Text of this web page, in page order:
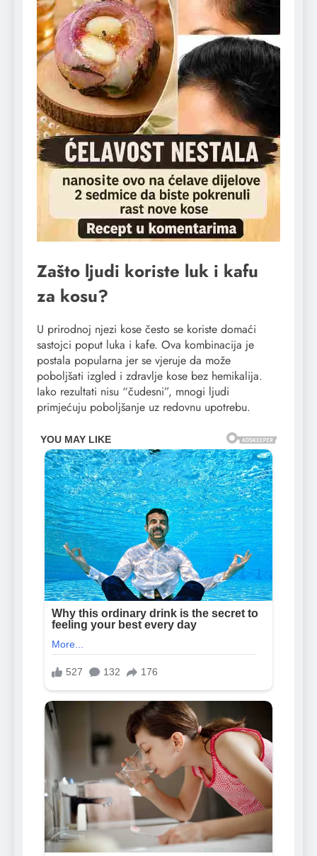
Zašto ljudi koriste luk i kafu
za kosu?
U prirodnoj njezi kose često se koriste domaći
sastojci poput luka i kafe. Ova kombinacija je
postala popularna jer se vjeruje da može
poboljšati izgled i zdravlje kose bez hemikalija.
Iako rezultati nisu “čudesni”, mnogi ljudi
primjećuju poboljšanje uz redovnu upotrebu.